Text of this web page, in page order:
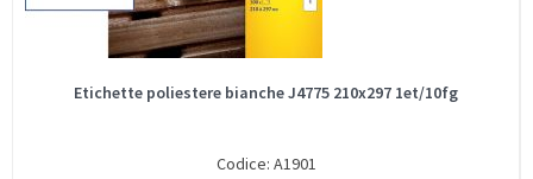
Etichette poliestere bianche J4775 210x297 1et/10fg
Codice: A1901